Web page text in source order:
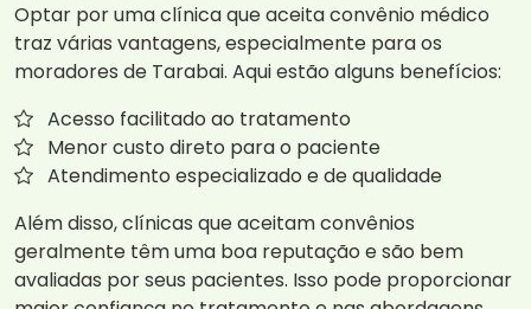
Optar por uma clínica que aceita convênio médico
traz várias vantagens, especialmente para os
moradores de Tarabai. Aqui estão alguns benefícios:
Acesso facilitado ao tratamento
Menor custo direto para o paciente
Atendimento especializado e de qualidade
Além disso, clínicas que aceitam convênios
geralmente têm uma boa reputação e são bem
avaliadas por seus pacientes. Isso pode proporcionar